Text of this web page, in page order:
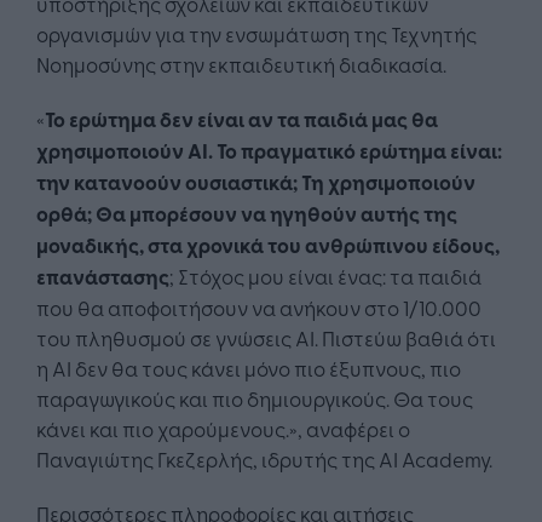
οργανισμών για την ενσωμάτωση της Τεχνητής
Νοημοσύνης στην εκπαιδευτική διαδικασία.
«Το ερώτημα δεν είναι αν τα παιδιά μας θα
χρησιμοποιούν AI. Το πραγματικό ερώτημα είναι:
την κατανοούν ουσιαστικά; Τη χρησιμοποιούν
ορθά; Θα μπορέσουν να ηγηθούν αυτής της
μοναδικής, στα χρονικά του ανθρώπινου είδους,
επανάστασης; Στόχος μου είναι ένας: τα παιδιά
που θα αποφοιτήσουν να ανήκουν στο 1/10.000
του πληθυσμού σε γνώσεις AI. Πιστεύω βαθιά ότι
η AI δεν θα τους κάνει μόνο πιο έξυπνους, πιο
παραγωγικούς και πιο δημιουργικούς. Θα τους
κάνει και πιο χαρούμενους.», αναφέρει ο
Παναγιώτης Γκεζερλής, ιδρυτής της AI Academy.
Περισσότερες πληροφορίες και αιτήσεις